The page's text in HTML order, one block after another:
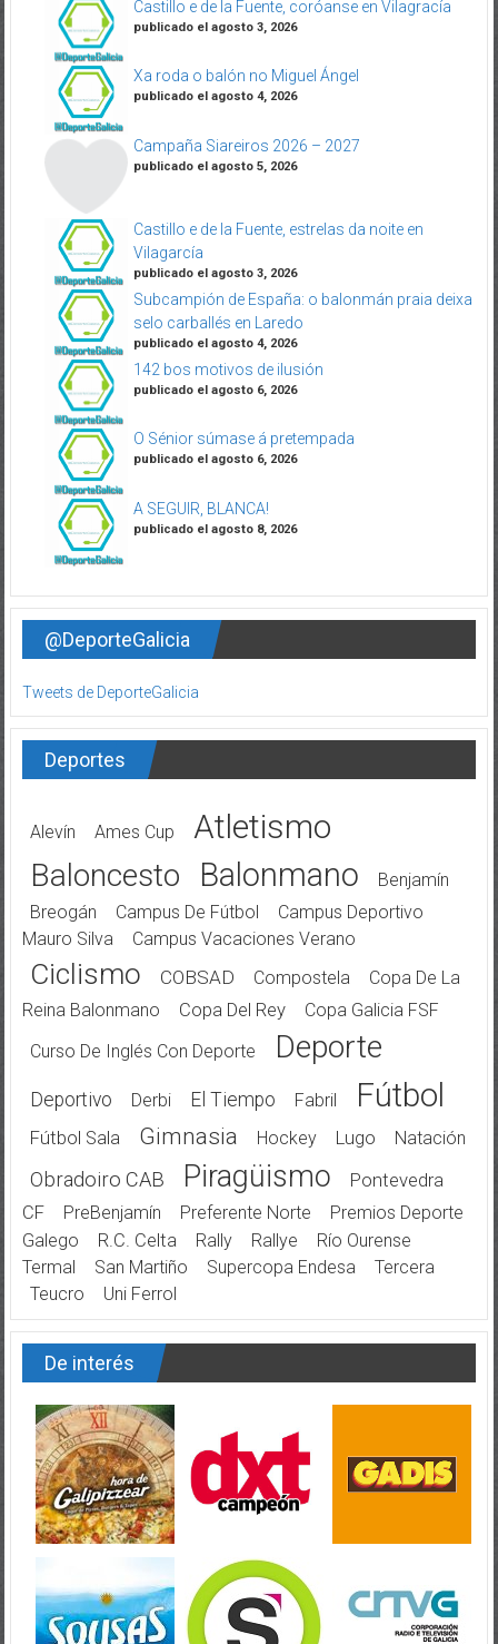
Castillo e de la Fuente, coróanse en Vilagracía
publicado el agosto 3, 2026
Xa roda o balón no Miguel Ángel
publicado el agosto 4, 2026
Campaña Siareiros 2026 – 2027
publicado el agosto 5, 2026
Castillo e de la Fuente, estrelas da noite en
Vilagarcía
publicado el agosto 3, 2026
Subcampión de España: o balonmán praia deixa
selo carballés en Laredo
publicado el agosto 4, 2026
142 bos motivos de ilusión
publicado el agosto 6, 2026
O Sénior súmase á pretempada
publicado el agosto 6, 2026
A SEGUIR, BLANCA!
publicado el agosto 8, 2026
@DeporteGalicia
Tweets de DeporteGalicia
Deportes
Alevín Ames Cup Atletismo
Baloncesto Balonmano
Benjamín
Breogán
Campus De Fútbol
Campus Deportivo
Mauro Silva
Campus Vacaciones Verano
Ciclismo COBSAD Compostela
Copa De La
Reina Balonmano
Copa Del Rey
Copa Galicia FSF
Curso De Inglés Con Deporte
Deporte
Deportivo Derbi El Tiempo Fabril Fútbol
Fútbol Sala Gimnasia Hockey Lugo Natación
Obradoiro CAB Piragüismo
Pontevedra
CF
PreBenjamín Preferente Norte
Premios Deporte
Galego
R.C. Celta Rally Rallye
Río Ourense
Termal
San Martiño Supercopa Endesa
Tercera
Teucro
Uni Ferrol
De interés